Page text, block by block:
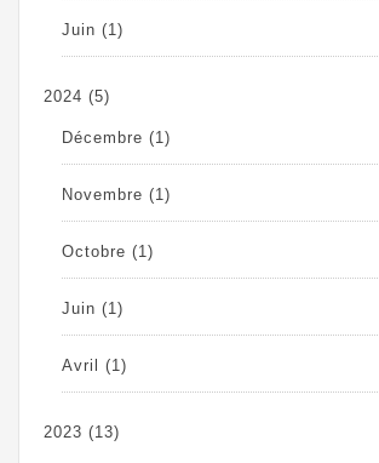
Juin (1)
2024 (5)
Décembre (1)
Novembre (1)
Octobre (1)
Juin (1)
Avril (1)
2023 (13)